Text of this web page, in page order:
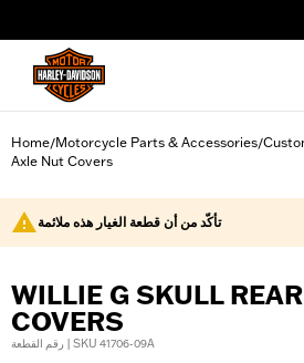
Home/Motorcycle Parts & Accessories/
Axle Nut Covers
تأكّد من أن قطعة الغيار هذه ملائمة
WILLIE G SKULL
COVERS
رقم القطعة | SKU 41706-09A